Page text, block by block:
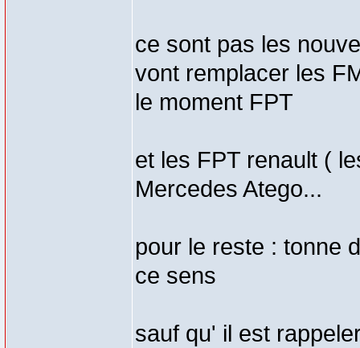
ce sont pas les
vont remplacer les
le moment FPT
et les FPT renault (
Mercedes Atego...
pour le reste : tonne
ce sens
sauf qu' il est